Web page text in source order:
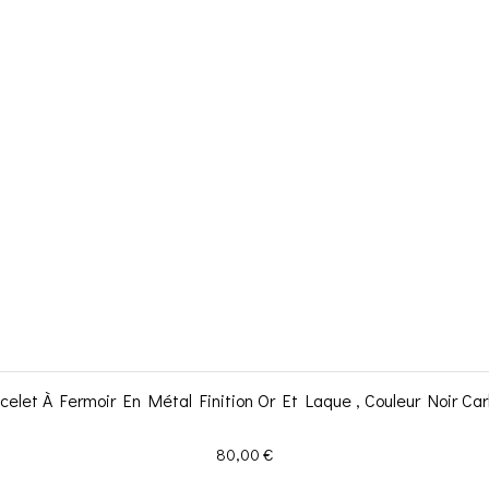
À Fermoir En Métal Finition Or Et Laque , Couleur Noir
Prix
80,00 €